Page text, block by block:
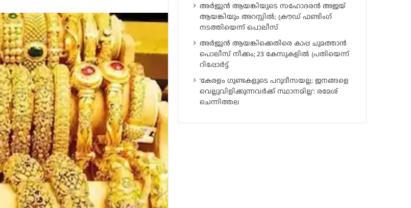
അർജുൻ ആയങ്കിയുടെ സഹോദരൻ അജയ്
ആയങ്കിയും അറസ്റ്റിൽ; ക്രൗഡ് ഫണ്ടിംഗ്
നടത്തിയെന്ന് പൊലീസ്
അർജുൻ ആയങ്കിക്കെതിരെ കാപ്പ ചുമത്താൻ
പൊലീസ് നീക്കം; 23 കേസുകളിൽ പ്രതിയെന്ന്
റിപ്പോർട്ട്
‘കേരളം ഗുണ്ടകളുടെ പറുദീസയല്ല; ജനങ്ങളെ
വെല്ലുവിളിക്കുന്നവർക്ക് സ്ഥാനമില്ല’: രമേശ്
ചെന്നിത്തല